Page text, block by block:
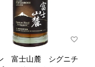
富士山麓 シグニチ